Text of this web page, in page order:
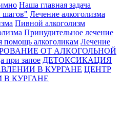
Наша главная задача
шагов" Лечение алкоголизма
Пивной алкоголизм
Принудительное лечение
помощь алкоголикам Лечение
ОТ АЛКОГОЛЬНОЙ
при запое ДЕТОКСИКАЦИЯ
В КУРГАНЕ ЦЕНТР
КУРГАНЕ